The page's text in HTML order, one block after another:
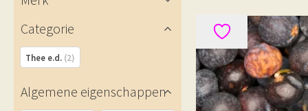
Categorie
Thee e.d. (2)
Algemene eigenschappen